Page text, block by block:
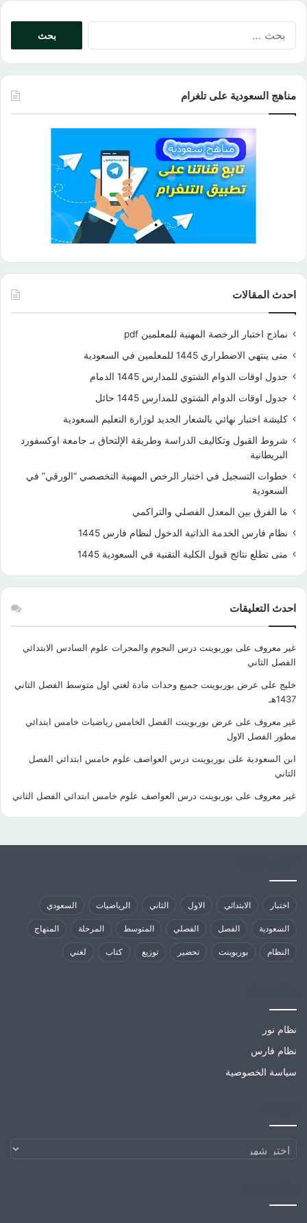
مناهج السعودية على تلغرام
احدث المقالات
نماذج اختبار الرخصة المهنية للمعلمين pdf
متى ينتهي الاضطراري 1445 للمعلمين في السعودية
جدول اوقات الدوام الشتوي للمدارس 1445 الدمام
جدول اوقات الدوام الشتوي للمدارس 1445 حائل
كليشة اختبار نهائي بالشعار الجديد لوزارة التعليم السعودية
شروط القبول وتكاليف الدراسة وطريقة الإلتحاق بـ جامعة اوكسفورد
البريطانية
خطوات التسجيل في اختبار الرخص المهنية التخصصي “الورقي” في
السعودية
ما الفرق بين المعدل الفصلي والتراكمي
نظام فارس الخدمة الذاتية الدخول لنظام فارس 1445
متى تطلع نتائج قبول الكلية التقنية في السعودية 1445
احدث التعليقات
غير معروف على بوربوينت درس النجوم والمجرات علوم السادس الابتدائي
الفصل الثاني
خليج على عرض بوربوينت جميع وحدات مادة لغتي اول متوسط الفصل الثاني
1437هـ
غير معروف على عرض بوربوينت الفصل الخامس رياضيات خامس ابتدائي
مطور الفصل الاول
ابن السعودية على بوربوينت درس العواصف علوم خامس ابتدائي الفصل
الثاني
غير معروف على بوربوينت درس العواصف علوم خامس ابتدائي الفصل الثاني
اختبار الابتدائي الاول الثاني الرياضيات السعودي
السعودية الفصل الفصلي المتوسط المرحلة المنهاج
النظام بوربوينت تحضير توزيع كتاب لغتي
نظام نور
نظام فارس
سياسة الخصوصية
الارشيف